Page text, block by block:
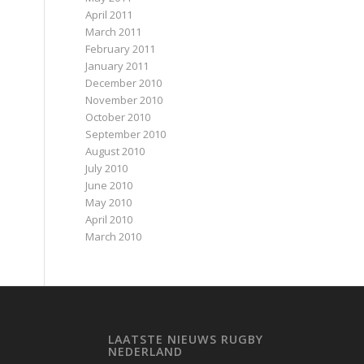
April 2011
March 2011
February 2011
January 2011
December 2010
November 2010
October 2010
September 2010
August 2010
July 2010
June 2010
May 2010
April 2010
March 2010
LAATSTE NIEUWS RUGBY
NEDERLAND